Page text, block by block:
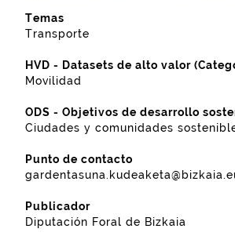
Temas
Transporte
HVD - Datasets de alto valor
Movilidad
ODS - Objetivos de desarrollo
Ciudades y comunidades
Punto de contacto
Publicador
Diputación Foral de Bizkaia